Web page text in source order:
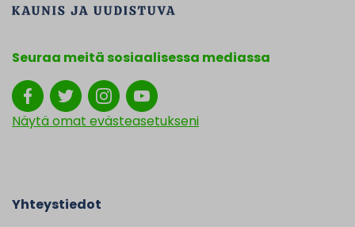
Seuraa meitä sosiaalisessa mediassa
Näytä omat evästeasetukseni
Yhteystiedot